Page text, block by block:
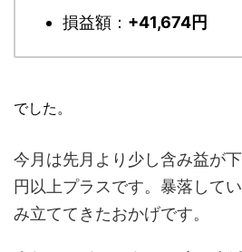
損益額： +41,674円
でした。
今月は先月より少し含み益が
円以上プラスです。暴落して
み立ててきたおかげです。